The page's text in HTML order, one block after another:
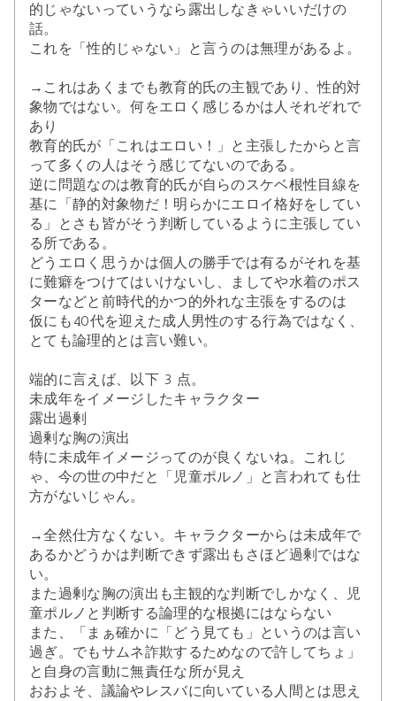
的じゃないっていうなら露出しなきゃいいだけの
話。
これを「性的じゃない」と言うのは無理があるよ。
→これはあくまでも教育的氏の主観であり、性的対
象物ではない。何をエロく感じるかは人それぞれで
あり
教育的氏が「これはエロい！」と主張したからと言
って多くの人はそう感じてないのである。
逆に問題なのは教育的氏が自らのスケベ根性目線を
基に「静的対象物だ！明らかにエロイ格好をしてい
る」とさも皆がそう判断しているように主張してい
る所である。
どうエロく思うかは個人の勝手では有るがそれを基
に難癖をつけてはいけないし、ましてや水着のポス
ターなどと前時代的かつ的外れな主張をするのは
仮にも40代を迎えた成人男性のする行為ではなく、
とても論理的とは言い難い。
端的に言えば、以下 3 点。
未成年をイメージしたキャラクター
露出過剰
過剰な胸の演出
特に未成年イメージってのが良くないね。これじ
ゃ、今の世の中だと「児童ポルノ」と言われても仕
方がないじゃん。
→全然仕方なくない。キャラクターからは未成年で
あるかどうかは判断できず露出もさほど過剰ではな
い。
また過剰な胸の演出も主観的な判断でしかなく、児
童ポルノと判断する論理的な根拠にはならない
また、「まぁ確かに「どう見ても」というのは言い
過ぎ。でもサムネ詐欺するためなので許してちょ」
と自身の言動に無責任な所が見え
おおよそ、議論やレスバに向いている人間とは思え